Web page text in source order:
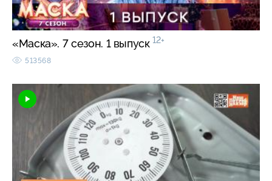
«Маска». 7 сезон. 1 выпуск 12+
513568